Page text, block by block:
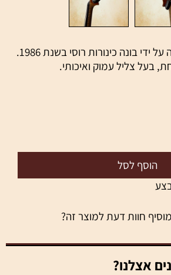
ידי בונה כינורות רוסי בשנת 1986.
בעל צליל עמוק ואיכותי.
הוסף לסל
חוות דעת למוצר זה?
אצלנו?